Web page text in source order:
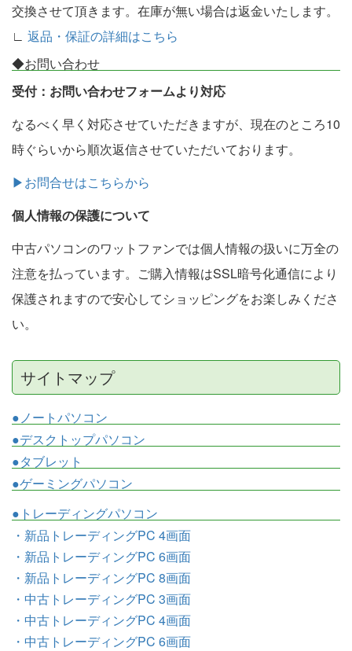
交換させて頂きます。在庫が無い場合は返金いたします。
∟ 返品・保証の詳細はこちら
◆お問い合わせ
受付：お問い合わせフォームより対応
なるべく早く対応させていただきますが、現在のところ10
時ぐらいから順次返信させていただいております。
▶お問合せはこちらから
個人情報の保護について
中古パソコンのワットファンでは個人情報の扱いに万全の
注意を払っています。ご購入情報はSSL暗号化通信により
保護されますので安心してショッピングをお楽しみくださ
い。
サイトマップ
●ノートパソコン
●デスクトップパソコン
●タブレット
●ゲーミングパソコン
●トレーディングパソコン
・新品トレーディングPC 4画面
・新品トレーディングPC 6画面
・新品トレーディングPC 8画面
・中古トレーディングPC 3画面
・中古トレーディングPC 4画面
・中古トレーディングPC 6画面